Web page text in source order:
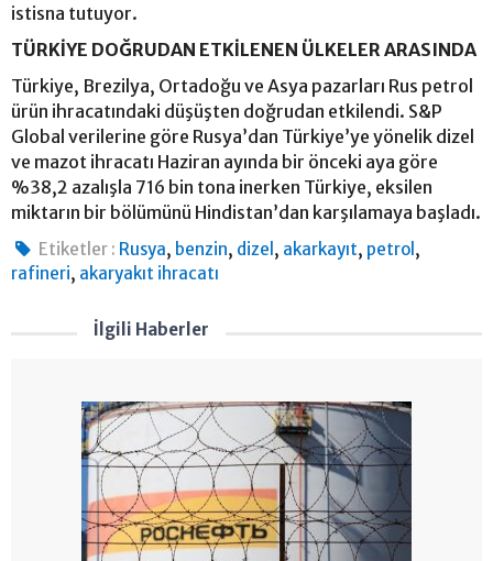
istisna tutuyor.
TÜRKİYE DOĞRUDAN ETKİLENEN ÜLKELER ARASINDA
Türkiye, Brezilya, Ortadoğu ve Asya pazarları Rus petrol
ürün ihracatındaki düşüşten doğrudan etkilendi. S&P
Global verilerine göre Rusya’dan Türkiye’ye yönelik dizel
ve mazot ihracatı Haziran ayında bir önceki aya göre
%38,2 azalışla 716 bin tona inerken Türkiye, eksilen
miktarın bir bölümünü Hindistan’dan karşılamaya başladı.
Etiketler : Rusya, benzin, dizel , akarkayıt, petrol ,
rafineri, akaryakıt ihracatı
İlgili Haberler